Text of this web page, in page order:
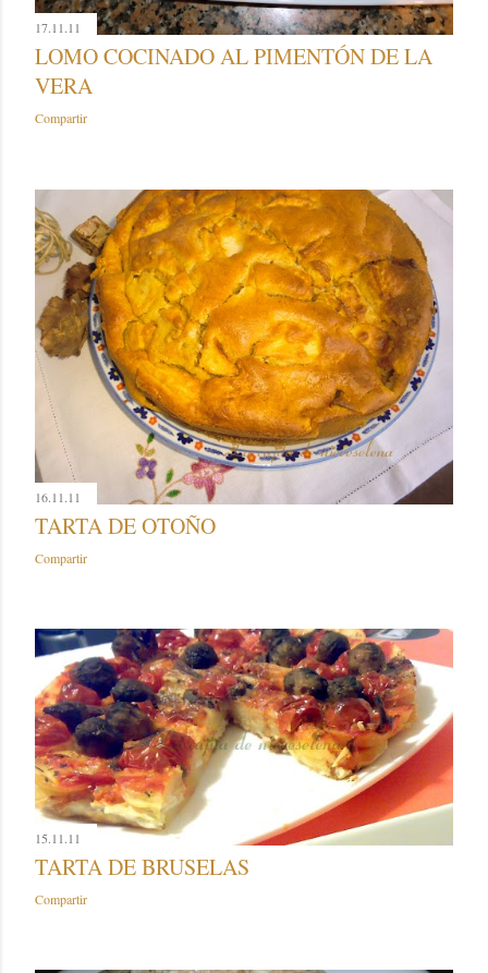
17.11.11
LOMO COCINADO AL PIMENTÓN DE LA
VERA
Compartir
16.11.11
TARTA DE OTOÑO
Compartir
15.11.11
TARTA DE BRUSELAS
Compartir